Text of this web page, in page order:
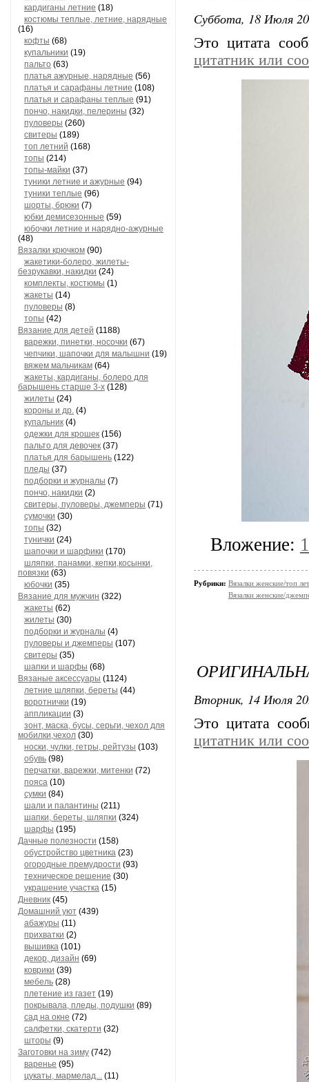
кардиганы летние (18)
костюмы теплые, летние, нарядные
(16)
кофты (68)
купальники (19)
пальто (63)
платья ажурные, нарядные (56)
платья и сарафаны летние (108)
платья и сарафаны теплые (91)
пончо, накидки, пелерины (32)
пуловеры (260)
свитеры (189)
топ летний (168)
топы (214)
топы-майки (37)
туники летние и ажурные (94)
туники теплые (96)
шорты, брюки (7)
юбки демисезонные (59)
юбочки летние и нарядно-ажурные
(48)
Вязалки крючком (90)
жакетики-болеро, жилеты-
безрукавки, накидки (24)
комплекты, костюмы (1)
жакеты (14)
пуловеры (8)
топы (42)
Вязание для детей (1188)
варежки, пинетки, носочки (67)
чепчики, шапочки для малышни (19)
вяжем мальчикам (64)
жакеты, кардиганы, болеро для
барышень старше 3-х (128)
жилеты (24)
короны и др. (4)
купальник (4)
одежки для крошек (156)
пальто для девочек (37)
платья для барышень (122)
пледы (37)
подборки и журналы (7)
пончо, накидки (2)
свитеры, пуловеры, джемперы (71)
сумочки (30)
топы (32)
тунички (24)
шапочки и шарфики (170)
шляпки, панамки, кепки,косынки,
повязки (63)
юбочки (35)
Вязание для мужчин (322)
жакеты (62)
жилеты (30)
подборки и журналы (4)
пуловеры и джемперы (107)
свитеры (35)
шапки и шарфы (68)
Вязаные аксессуары (1124)
летние шляпки, береты (44)
воротнички (19)
аппликации (3)
зонт, маска, бусы, серьги, чехол для
мобилки,чехол (30)
носки, чулки, гетры, рейтузы (103)
обувь (98)
перчатки, варежки, митенки (72)
пояса (10)
сумки (84)
шали и палантины (211)
шапки, береты, шляпки (324)
шарфы (195)
Дачные полезности (158)
обустройство цветника (23)
огородные премудрости (93)
техническое решение (30)
украшение участка (15)
Дневник (45)
Домашний уют (439)
абажуры (11)
прихватки (2)
вышивка (101)
декор, дизайн (69)
коврики (39)
мебель (28)
плетение из газет (19)
покрывала, пледы, подушки (89)
сад на окне (72)
салфетки, скатерти (32)
шторы (9)
Заготовки на зиму (742)
варенье (95)
цукаты, мармелад... (11)
Суббота, 18 Июля
Это цитата
цитатник или
Вложение:
Рубрики: Вязалки женские/топ
Вязалки женские/
Вторник, 14 Июля
Это цитата
цитатник или